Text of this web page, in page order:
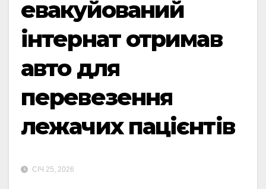
евакуйований
інтернат отримав
авто для
перевезення
лежачих пацієнтів
СІЧ 25, 2026